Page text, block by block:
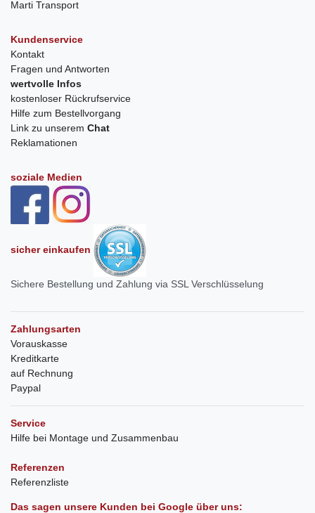
Marti Transport
Kundenservice
Kontakt
Fragen und Antworten
wertvolle Infos
kostenloser Rückrufservice
Hilfe zum Bestellvorgang
Link zu unserem Chat
Reklamationen
soziale Medien
sicher einkaufen
Sichere Bestellung und Zahlung via SSL Verschlüsselung
Zahlungsarten
Vorauskasse
Kreditkarte
auf Rechnung
Paypal
Service
Hilfe bei Montage und Zusammenbau
Referenzen
Referenzliste
Das sagen unsere Kunden bei Google über uns: